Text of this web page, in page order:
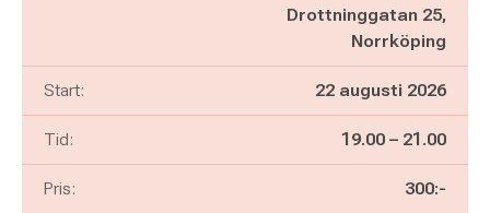
Drottninggatan 25,
Norrköping
Start: 22 augusti 2026
Tid: Pågår mellan
19.00 – och
21.00
Pris: 300:-